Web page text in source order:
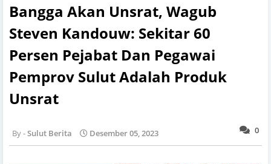
Bangga Akan Unsrat, Wagub
Steven Kandouw: Sekitar 60
Persen Pejabat Dan Pegawai
Pemprov Sulut Adalah Produk
Unsrat
0
Sulut Berita Desember 05, 2023